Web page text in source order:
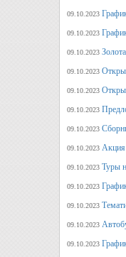
09.10.2023
09.10.2023
09.10.2023
09.10.2023
09.10.2023
09.10.2023
09.10.2023
09.10.2023 Акция
09.10.2023 Туры
09.10.2023
09.10.2023
09.10.2023
09.10.2023